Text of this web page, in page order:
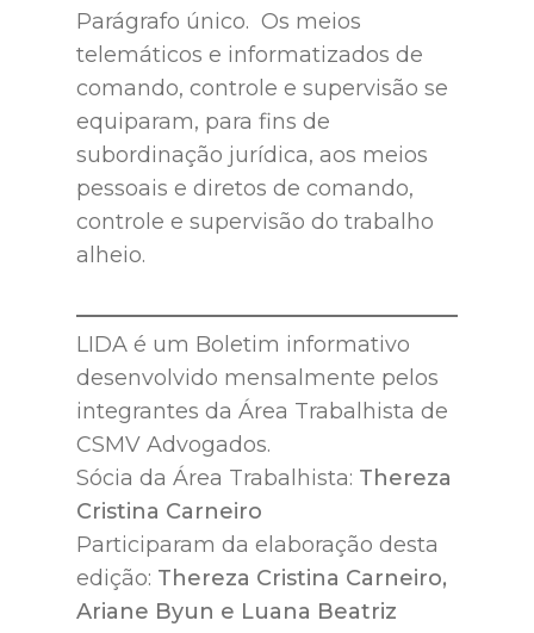
Parágrafo único. Os meios
telemáticos e informatizados de
comando, controle e supervisão se
equiparam, para fins de
subordinação jurídica, aos meios
pessoais e diretos de comando,
controle e supervisão do trabalho
alheio.
LIDA é um Boletim informativo
desenvolvido mensalmente pelos
integrantes da Área Trabalhista de
CSMV Advogados.
Sócia da Área Trabalhista: Thereza
Cristina Carneiro
Participaram da elaboração desta
edição: Thereza Cristina Carneiro,
Ariane Byun e Luana Beatriz